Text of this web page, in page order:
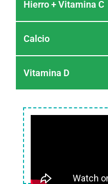
Hierro + Vitamina C
Calcio
Vitamina D